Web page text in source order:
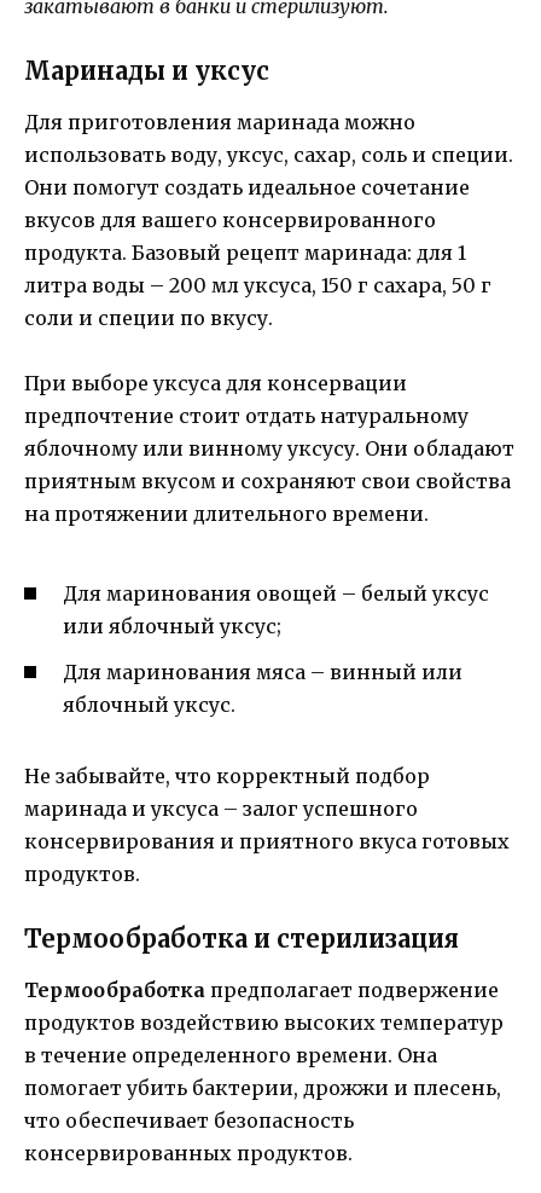
закатывают в банки и стерилизуют.
Маринады и уксус
Для приготовления маринада можно
использовать воду, уксус, сахар, соль и специи.
Они помогут создать идеальное сочетание
вкусов для вашего консервированного
продукта. Базовый рецепт маринада: для 1
литра воды – 200 мл уксуса, 150 г сахара, 50 г
соли и специи по вкусу.
При выборе уксуса для консервации
предпочтение стоит отдать натуральному
яблочному или винному уксусу. Они обладают
приятным вкусом и сохраняют свои свойства
на протяжении длительного времени.
Для маринования овощей – белый уксус
или яблочный уксус;
Для маринования мяса – винный или
яблочный уксус.
Не забывайте, что корректный подбор
маринада и уксуса – залог успешного
консервирования и приятного вкуса готовых
продуктов.
Термообработка и стерилизация
Термообработка предполагает подвержение
продуктов воздействию высоких температур
в течение определенного времени. Она
помогает убить бактерии, дрожжи и плесень,
что обеспечивает безопасность
консервированных продуктов.